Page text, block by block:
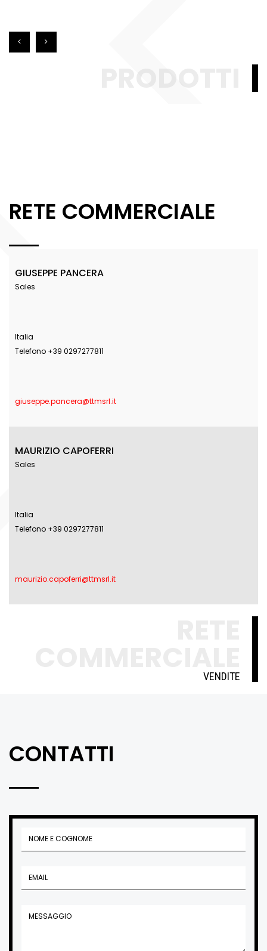
RETE COMMERCIALE
GIUSEPPE PANCERA
Sales
Italia
Telefono +39 0297277811
giuseppe.pancera@ttmsrl.it
MAURIZIO CAPOFERRI
Sales
Italia
Telefono +39 0297277811
maurizio.capoferri@ttmsrl.it
VENDITE
CONTATTI